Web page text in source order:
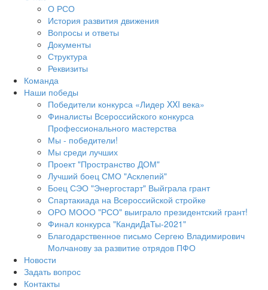
О РСО
История развития движения
Вопросы и ответы
Документы
Структура
Реквизиты
Команда
Наши победы
Победители конкурса «Лидер XXI века»
Финалисты Всероссийского конкурса
Профессионального мастерства
Мы - победители!
Мы среди лучших
Проект "Пространство ДОМ"
Лучший боец СМО "Асклепий"
Боец СЭО "Энергостарт" Выйграла грант
Спартакиада на Всероссийской стройке
ОРО МООО "РСО" выиграло президентский грант!
Финал конкурса "КандиДаТы-2021"
Благодарственное письмо Сергею Владимирович
Молчанову за развитие отрядов ПФО
Новости
Задать вопрос
Контакты